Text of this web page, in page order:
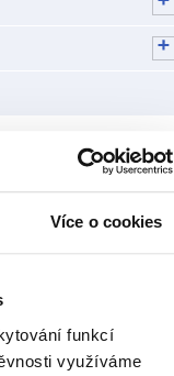
Více o cookies
funkcí
využíváme